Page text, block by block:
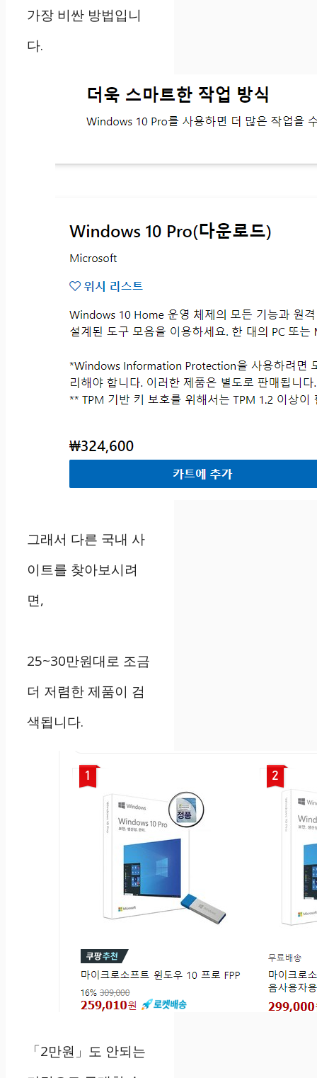
가장 비싼 방법입니
다.
그래서 다른 국내 사
이트를 찾아보시려
면,
25~30만원대로 조금
더 저렴한 제품이 검
색됩니다.
「2만원」도 안되는